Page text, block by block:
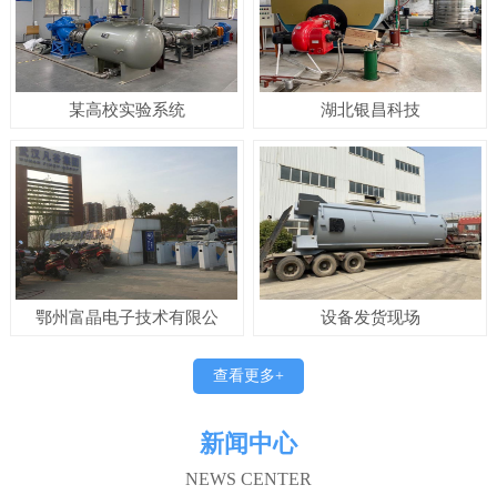
某高校实验系统 湖北银昌科技
鄂州富晶电子技术有限公 设备发货现场
查看更多+
新闻中心
NEWS CENTER